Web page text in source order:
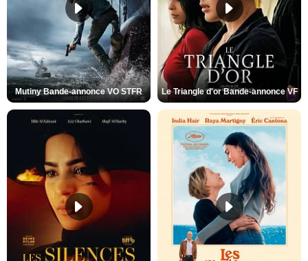
Mutiny Bande-annonce VO STFR Le Triangle d'or Bande-annonce VF